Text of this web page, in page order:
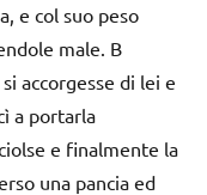
e col suo peso
male. B
accorgesse di lei e
a portarla
e finalmente la
una pancia ed